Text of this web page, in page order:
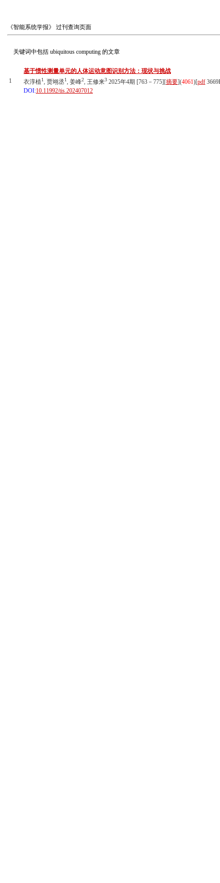
《智能系统学报》 过刊查询页面
关键词中包括 ubiquitous computing 的文章
1
基于惯性测量单元的人体运动意图识别方法：现状与挑战
衣淳植1, 贾翊丞1, 姜峰2, 王修来3 2025年4期 [763－775][摘要](4061)[pdf
DOI:10.11992/tis.202407012